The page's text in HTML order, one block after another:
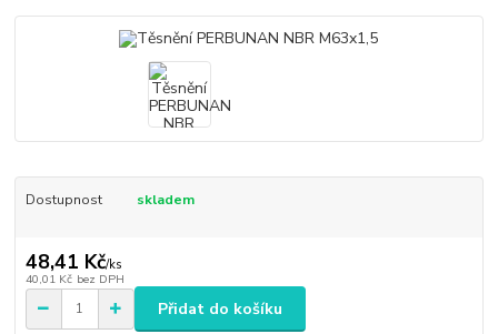
Dostupnost skladem
48,41 Kč/ks
40,01 Kč bez DPH
Přidat do košíku